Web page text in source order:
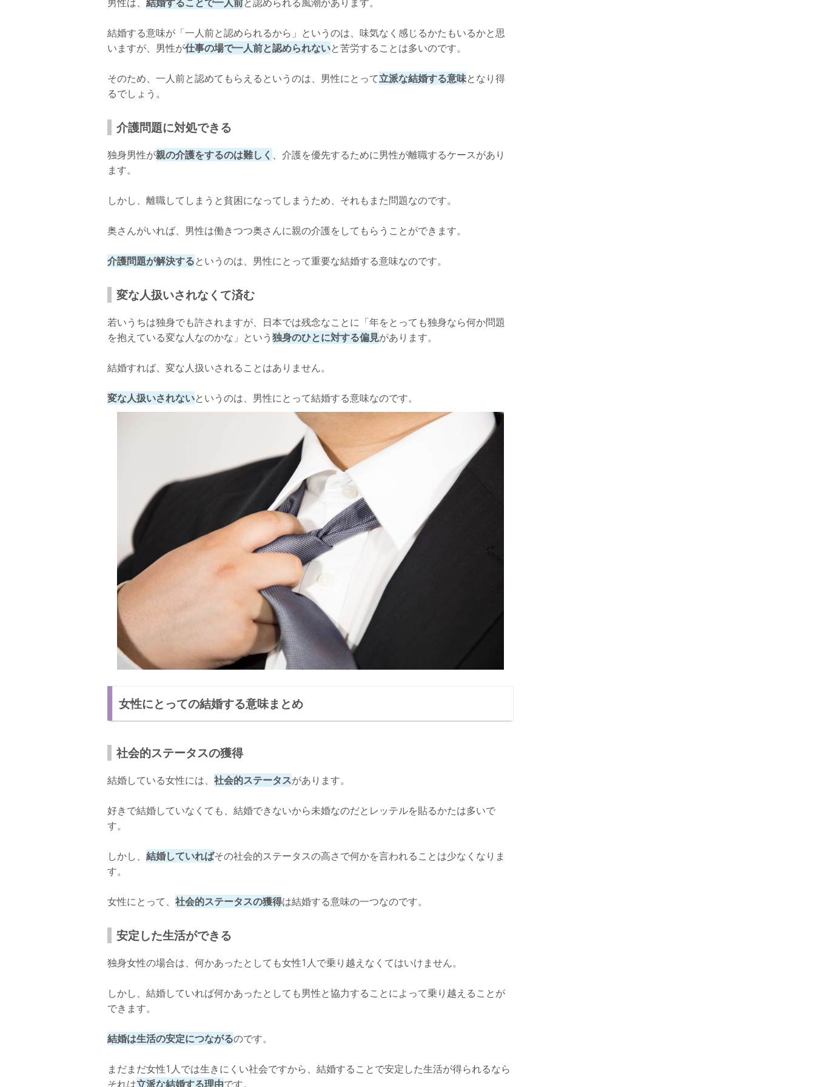
結婚する意味が「一人前と認められるから」というのは、味気なく感じるかたもいるかと思
いますが、男性が仕事の場で一人前と認められないと苦労することは多いのです。
そのため、一人前と認めてもらえるというのは、男性にとって立派な結婚する意味となり得
るでしょう。
介護問題に対処できる
独身男性が親の介護をするのは難しく 、介護を優先するために男性が離職するケースがあり
ます。
しかし、離職してしまうと貧困になってしまうため、それもまた問題なのです。
奥さんがいれば、男性は働きつつ奥さんに親の介護をしてもらうことができます。
介護問題が解決するというのは、男性にとって重要な結婚する意味なのです。
変な人扱いされなくて済む
若いうちは独身でも許されますが、日本では残念なことに「年をとっても独身なら何か問題
を抱えている変な人なのかな」という独身のひとに対する偏見があります。
結婚すれば、変な人扱いされることはありません。
変な人扱いされないというのは、男性にとって結婚する意味なのです。
女性にとっての結婚する意味まとめ
社会的ステータスの獲得
結婚している女性には、 社会的ステータスがあります。
好きで結婚していなくても、結婚できないから未婚なのだとレッテルを貼るかたは多いで
す。
しかし、 結婚していればその社会的ステータスの高さで何かを言われることは少なくなりま
す。
女性にとって、 社会的ステータスの獲得は結婚する意味の一つなのです。
安定した生活ができる
独身女性の場合は、何かあったとしても女性1人で乗り越えなくてはいけません。
しかし、結婚していれば何かあったとしても男性と協力することによって乗り越えることが
できます。
結婚は生活の安定につながるのです。
まだまだ女性1人では生きにくい社会ですから、結婚することで安定した生活が得られるなら
それは立派な結婚する理由です。